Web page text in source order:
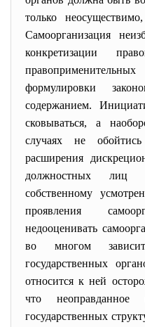
только
Самоорганизация
конкретизации
формулировки
содержанием.
сковываться, а
случаях не
расширения
должностных лиц
собственному
проявления
недооценивать
во многом
государственных
относится к ней
что
государственных